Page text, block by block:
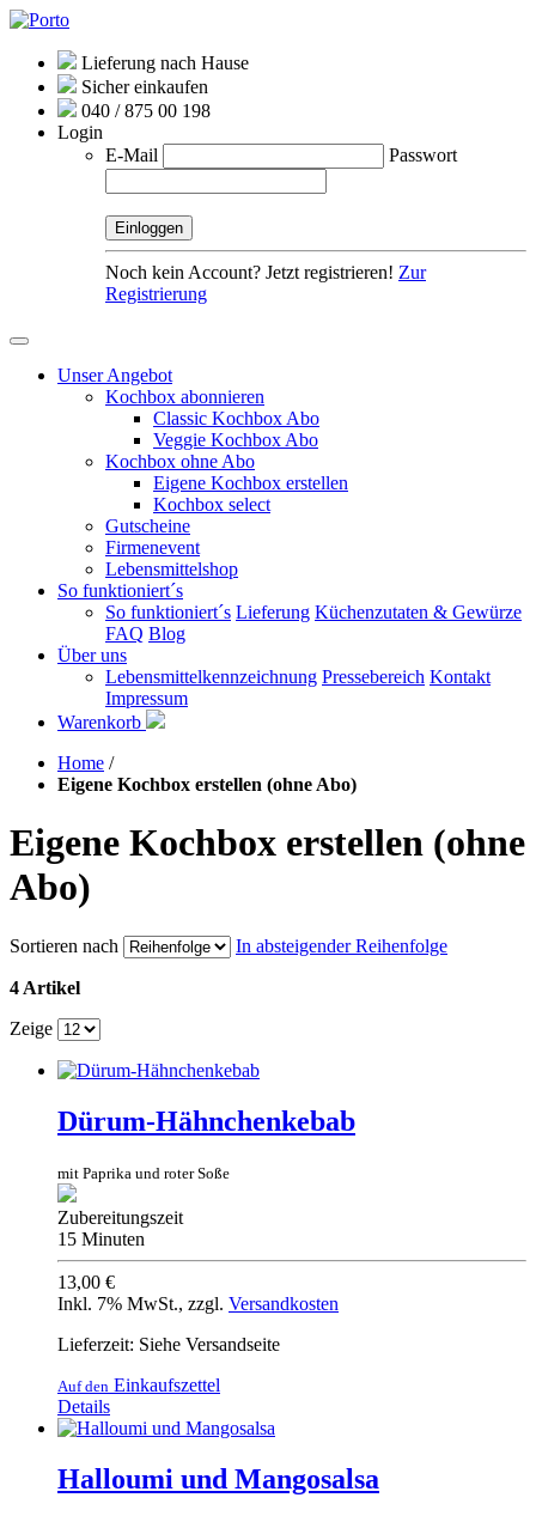
Lieferung nach Hause
Sicher einkaufen
040 / 875 00 198
Login
E-Mail
Passwort
Noch kein Account? Jetzt registrieren! Zur
Registrierung
Unser Angebot
Kochbox abonnieren
Classic Kochbox Abo
Veggie Kochbox Abo
Kochbox ohne Abo
Eigene Kochbox erstellen
Kochbox select
Gutscheine
Firmenevent
Lebensmittelshop
So funktioniert´s
So funktioniert´s Lieferung Küchenzutaten & Gewürze
FAQ Blog
Über uns
Lebensmittelkennzeichnung Pressebereich Kontakt
Impressum
Warenkorb
Home /
Eigene Kochbox erstellen (ohne Abo)
Eigene Kochbox erstellen (ohne
Abo)
Sortieren nach In absteigender Reihenfolge
4 Artikel
Zeige
Dürum-Hähnchenkebab
mit Paprika und roter Soße
Zubereitungszeit
15 Minuten
13,00 €
Inkl. 7% MwSt., zzgl. Versandkosten
Lieferzeit: Siehe Versandseite
Auf den Einkaufszettel
Details
Halloumi und Mangosalsa